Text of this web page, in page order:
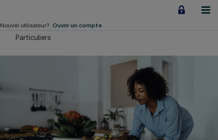
contenu
Financement d'entreprise
Notre Impact
À propos
Nouvel utilisateur? Ouvrir un compte
Particuliers